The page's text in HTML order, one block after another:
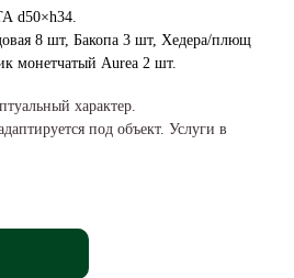
d50×h34.
8 шт, Бакопа 3 шт, Хедера/плющ
монетчатый Aurea 2 шт.
характер.
под объект. Услуги в